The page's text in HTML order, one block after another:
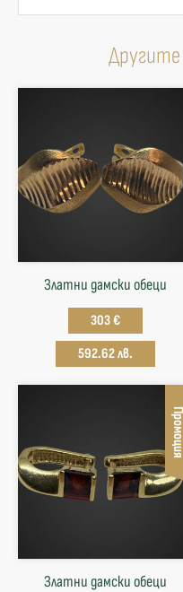
Другите
Златни дамски обеци
303 €
592.62 лв.
Промоция
Златни дамски обеци